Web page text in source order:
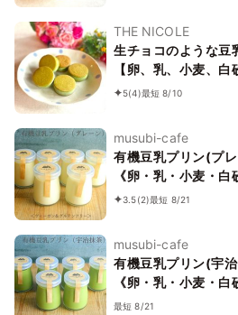
THE NICOLE
生チョコのような豆
【卵、乳、小麦、
ンフリースイーツ】
ギー配慮》
5(4)最短 8/10
musubi-cafe
有機豆乳プリン(プ
《卵・乳・小麦・
ーガンスイーツ》《
3.5(2)最短 8/21
musubi-cafe
有機豆乳プリン(宇
《卵・乳・小麦・
ーガンスイーツ》《
最短 8/21